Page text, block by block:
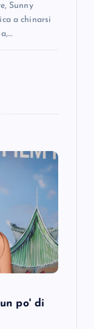
Sunny
a chinarsi
po' di